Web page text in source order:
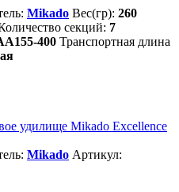
Mikado Вес(гр): 260
секций: 7
400 Транспортная длина
удилище Mikado Excellence
Mikado Артикул: